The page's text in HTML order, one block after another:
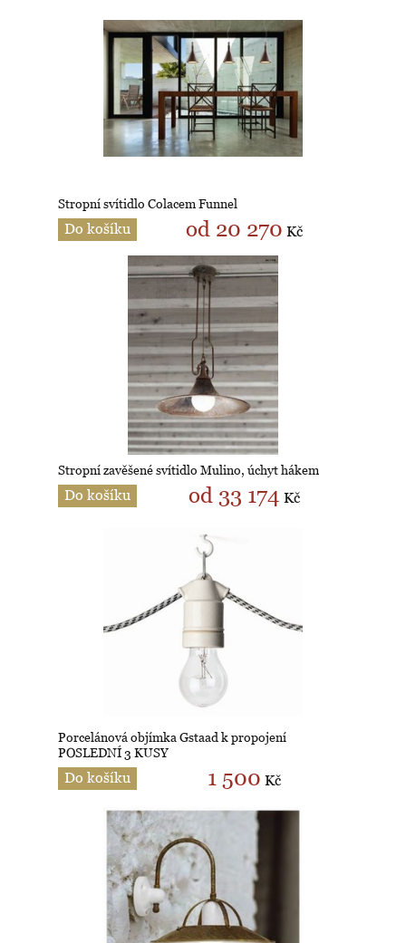
Stropní svítidlo Colacem Funnel
Do košíku od 20 270 Kč
Stropní zavěšené svítidlo Mulino, úchyt hákem
Do košíku od 33 174 Kč
Porcelánová objímka Gstaad k propojení
POSLEDNÍ 3 KUSY
Do košíku 1 500 Kč